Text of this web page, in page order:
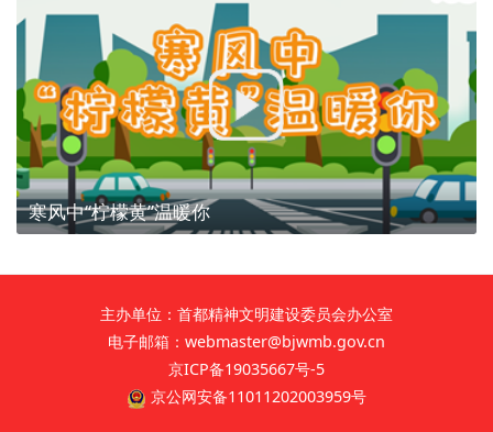
寒风中“柠檬黄”温暖你
主办单位：首都精神文明建设委员会办公室
电子邮箱：webmaster@bjwmb.gov.cn
京ICP备19035667号-5
京公网安备11011202003959号